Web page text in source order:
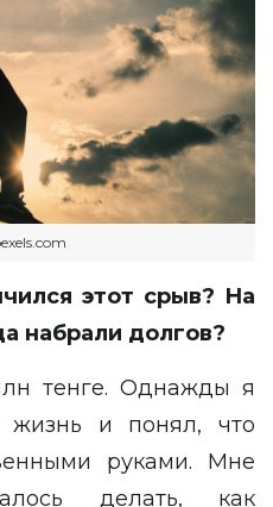
этот срыв? На
набрали долгов?
тенге. Однажды я
жизнь и понял, что
руками. Мне
делать, как